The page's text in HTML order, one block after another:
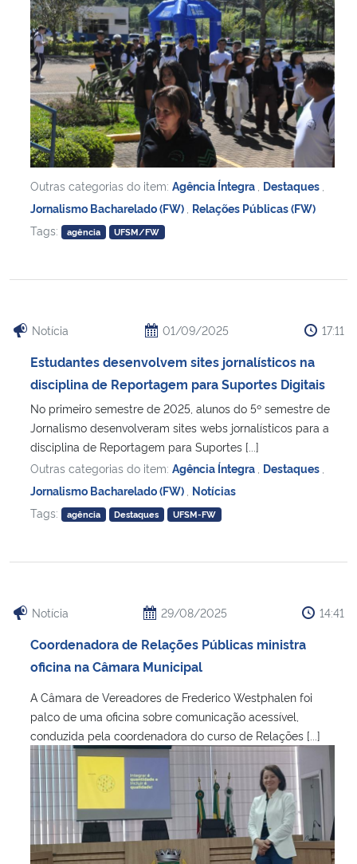
Outras categorias do item: Agência Íntegra Destaques
Jornalismo Bacharelado (FW) Relações Públicas (FW)
Tags:
agência UFSM/FW
Notícia 01/09/2025 17:11
Estudantes desenvolvem sites jornalísticos na
disciplina de Reportagem para Suportes Digitais
No primeiro semestre de 2025, alunos do 5º semestre de
Jornalismo desenvolveram sites webs jornalísticos para a
disciplina de Reportagem para Suportes [...]
Outras categorias do item: Agência Íntegra Destaques
Jornalismo Bacharelado (FW) Notícias
Tags:
agência Destaques UFSM-FW
Notícia 29/08/2025 14:41
Coordenadora de Relações Públicas ministra
oficina na Câmara Municipal
A Câmara de Vereadores de Frederico Westphalen foi
palco de uma oficina sobre comunicação acessível,
conduzida pela coordenadora do curso de Relações [...]